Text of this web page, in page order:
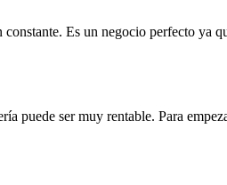
Es un negocio perfecto ya
puede ser muy rentable. Para